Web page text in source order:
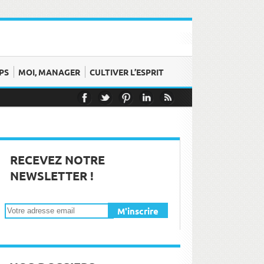
MOI, MANAGER CULTIVER L’ESPRIT
!
RECEVEZ NOTRE
NEWSLETTER !